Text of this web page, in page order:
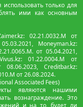
только для
ими как основным
02.21.0032.М от
Moneyman.kz:
от 05.04.2021,
01.22.0004.M от
08.06.2023, Creditbar.kz:
от 26.08.2024.
Associated Fees)
являются нашими
вознаграждение. Это
и на то, будет ли